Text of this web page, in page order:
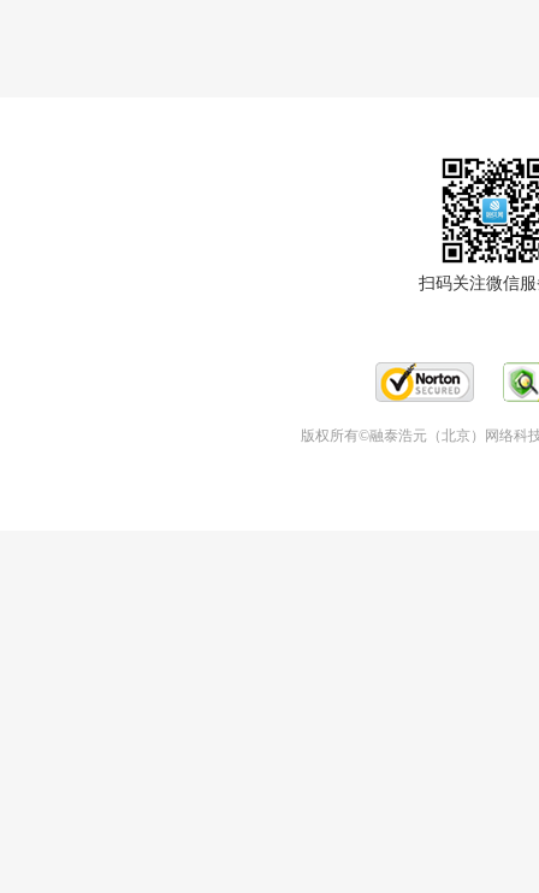
扫码关注微信
版权所有©融泰浩元（北京）网络科